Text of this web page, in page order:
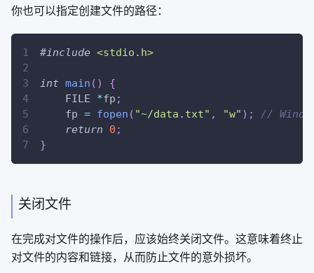
你也可以指定创建文件的路径：
#include <stdio.h>
int main ( )
{
    FILE
*fp ;
    fp
= fopen ( "~/data.txt" , "w" ) ;
//
return
0 ;
}
关闭文件
在完成对文件的操作后，应该始终关闭文件。这意味着终止
对文件的内容和链接，从而防止文件的意外损坏。